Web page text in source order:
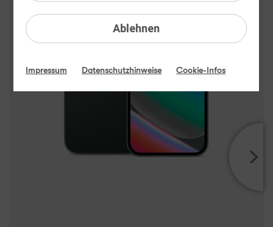
Ablehnen
Impressum Datenschutzhinweise Cookie-Infos